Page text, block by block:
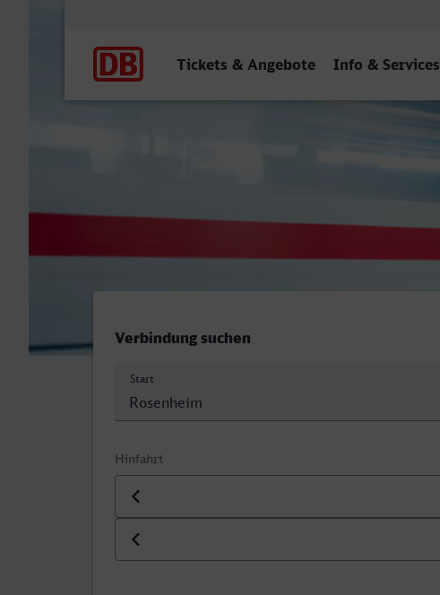
Tickets & Angebote Info & Services
Rosenheim - Oberhausen Hbf
Verbindung suchen
Start
Hinfahrt
Datum der Hinfahrt
Uhrzeit der Hinfahrt